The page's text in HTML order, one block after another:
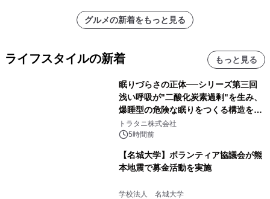
グルメの新着をもっと見る
ライフスタイルの新着 もっと見る
眠りづらさの正体──シリーズ第三回
浅い呼吸が"二酸化炭素過剰"を生み、
爆睡型の危険な眠りをつくる構造を解
説
トラタニ株式会社
5時間前
【名城大学】ボランティア協議会が熊
本地震で募金活動を実施
学校法人 名城大学